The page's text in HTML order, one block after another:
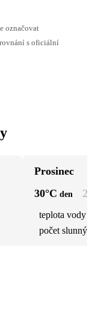
označovat
s oficiální
Prosinec
30°C den
teplota vody
počet